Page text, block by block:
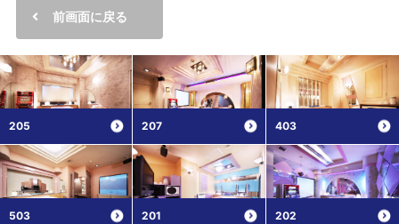
前画面に戻る
205 207 403
503 201 202